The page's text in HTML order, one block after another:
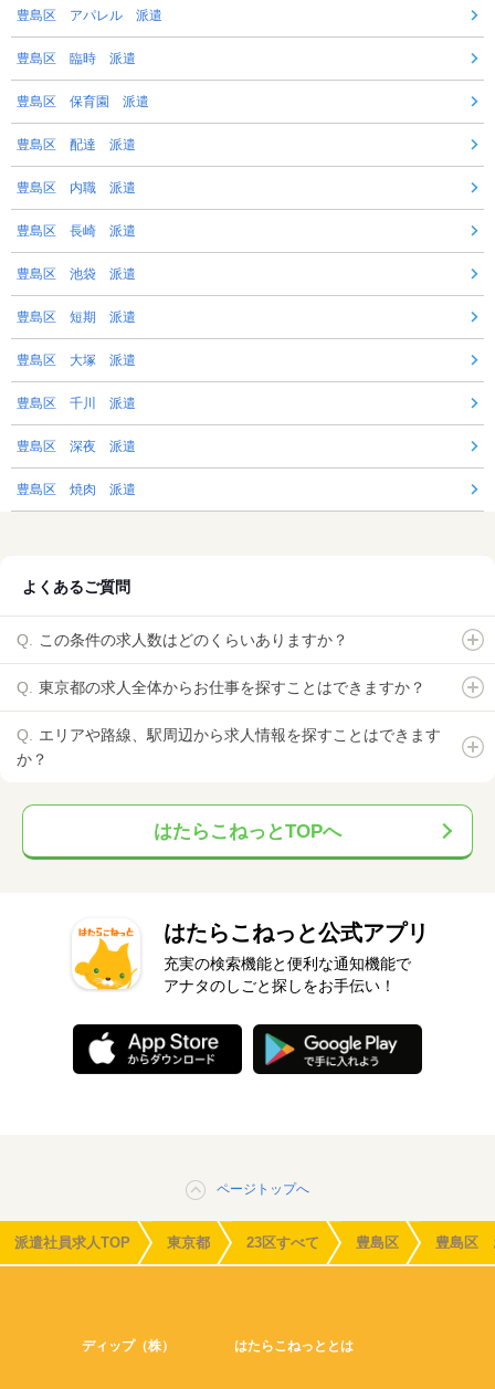
豊島区 アパレル 派遣
豊島区 臨時 派遣
豊島区 保育園 派遣
豊島区 配達 派遣
豊島区 内職 派遣
豊島区 長崎 派遣
豊島区 池袋 派遣
豊島区 短期 派遣
豊島区 大塚 派遣
豊島区 千川 派遣
豊島区 深夜 派遣
豊島区 焼肉 派遣
よくあるご質問
この条件の求人数はどのくらいありますか？
東京都の求人全体からお仕事を探すことはできますか？
エリアや路線、駅周辺から求人情報を探すことはできます
か？
はたらこねっとTOPへ
はたらこねっと公式アプリ
充実の検索機能と便利な通知機能で
アナタのしごと探しをお手伝い！
ページトップへ
派遣社員求人TOP 東京都 23区すべて 豊島区 豊島区
ディップ（株） はたらこねっととは